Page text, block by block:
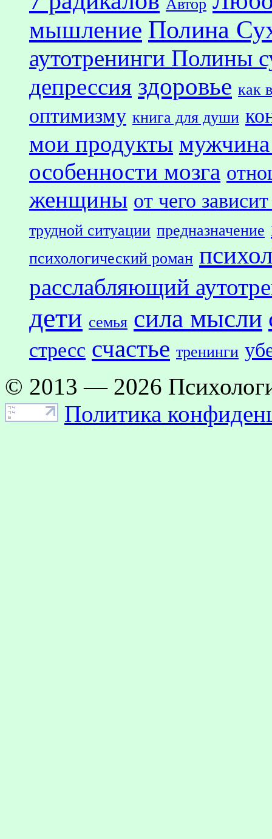
Автор
мышление Полина
аутотренинги Полины
депрессия здоровье как
оптимизму книга для души
мои продукты
особенности мозга
женщины от чего
трудной ситуации предназначение
психологический роман
расслабляющий
дети семья сила мысли
стресс счастье тренинги
© 2013 — 2026
Политика